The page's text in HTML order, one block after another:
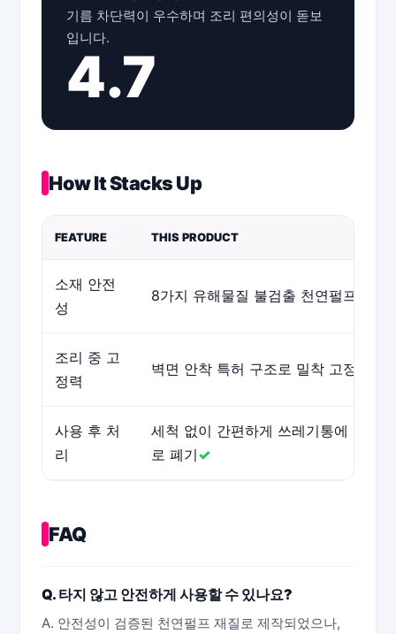
기름 차단력이 우수하며 조리 편의성이 돋보
입니다.
4.7
How It Stacks Up
FEATURE THIS PRODUCT
소재 안전
성
8가지 유해물질 불검출 천연펄프
조리 중 고
정력
벽면 안착 특허 구조로 밀착 고정
사용 후 처
리
세척 없이 간편하게 쓰레기통에 바
로 폐기✓
FAQ
Q. 타지 않고 안전하게 사용할 수 있나요?
A. 안전성이 검증된 천연펄프 재질로 제작되었으나,